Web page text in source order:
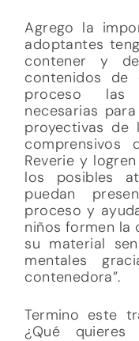
Agrego la
adoptantes
contener y
contenidos de
proceso las
necesarias
proyectivas de
comprensivos
Reverie y
los posibles
puedan
proceso y
niños formen la
su material
mentales
contenedora”.
Termino este
¿Qué